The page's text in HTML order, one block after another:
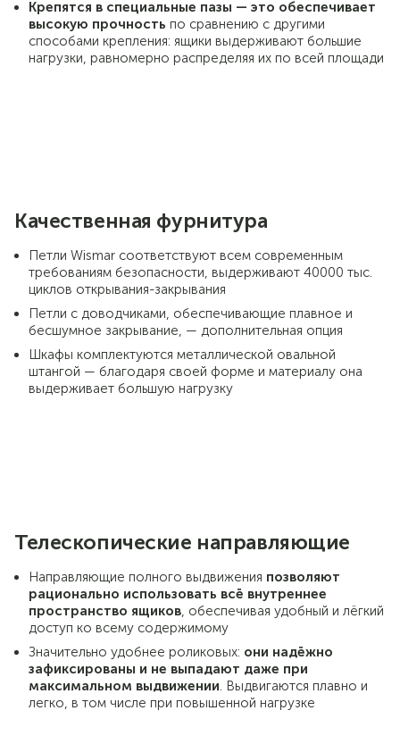
Крепятся в специальные пазы — это обеспечивает
высокую прочность по сравнению с другими
способами крепления: ящики выдерживают большие
нагрузки, равномерно распределяя их по всей площади
Качественная фурнитура
Петли Wismar соответствуют всем современным
требованиям безопасности, выдерживают 40000 тыс.
циклов открывания-закрывания
Петли с доводчиками, обеспечивающие плавное и
бесшумное закрывание, — дополнительная опция
Шкафы комплектуются металлической овальной
штангой — благодаря своей форме и материалу она
выдерживает большую нагрузку
Телескопические направляющие
Направляющие полного выдвижения позволяют
рационально использовать всё внутреннее
пространство ящиков , обеспечивая удобный и лёгкий
доступ ко всему содержимому
Значительно удобнее роликовых: они надёжно
зафиксированы и не выпадают даже при
максимальном выдвижении . Выдвигаются плавно и
легко, в том числе при повышенной нагрузке